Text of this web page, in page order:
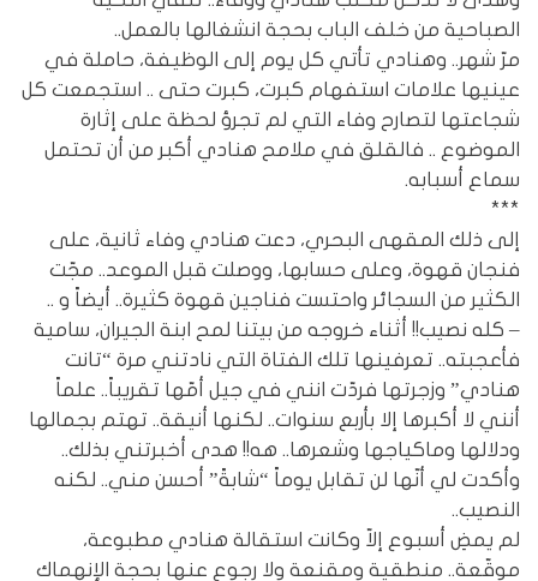
الصباحية من خلف الباب بحجة انشغالها بالعمل..
مرّ شهر.. وهنادي تأتي كل يوم إلى الوظيفة، حاملة في
عينيها علامات استفهام كبرت، كبرت حتى .. استجمعت كل
شجاعتها لتصارح وفاء التي لم تجرؤ لحظة على إثارة
الموضوع .. فالقلق في ملامح هنادي أكبر من أن تحتمل
سماع أسبابه.
***
إلى ذلك المقهى البحري، دعت هنادي وفاء ثانية، على
فنجان قهوة، وعلى حسابها، ووصلت قبل الموعد.. مجّت
الكثير من السجائر واحتست فناجين قهوة كثيرة.. أيضاً و ..
– كله نصيب!! أثناء خروجه من بيتنا لمح ابنة الجيران، سامية
فأعجبته.. تعرفينها تلك الفتاة التي نادتني مرة “تانت
هنادي” وزجرتها فردّت انني في جيل أمّها تقريباً.. علماً
أنني لا أكبرها إلا بأربع سنوات.. لكنها أنيقة.. تهتم بجمالها
ودلالها وماكياجها وشعرها.. هه!! هدى أخبرتني بذلك..
وأكدت لي أنّها لن تقابل يوماً “شابةً” أحسن مني.. لكنه
النصيب..
لم يمضِ أسبوع إلاّ وكانت استقالة هنادي مطبوعة،
موقّعة.. منطقية ومقنعة ولا رجوع عنها بحجة الإنهماك